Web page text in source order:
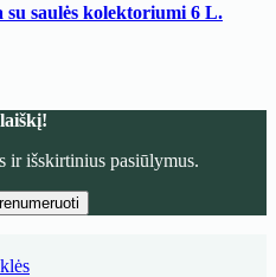
saulės kolektoriumi 6 L.
ir išskirtinius pasiūlymus.